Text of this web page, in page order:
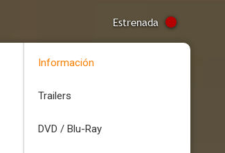
Estrenada
Información
Trailers
DVD / Blu-Ray